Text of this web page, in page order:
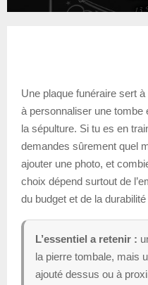
Une plaque funéraire sert
à personnaliser une tombe
la sépulture. Si tu es en
demandes sûrement quel
ajouter une photo, et
choix dépend surtout de
du budget et de la
L’essentiel a retenir :
la pierre tombale, mais
ajouté dessus ou à